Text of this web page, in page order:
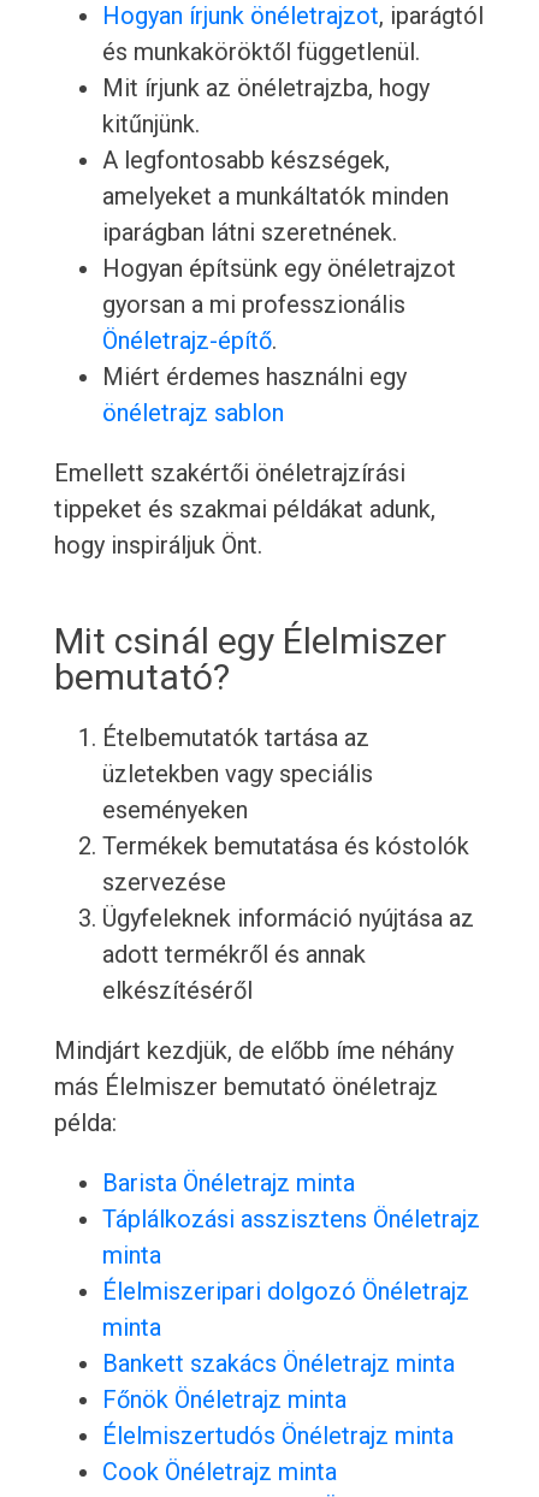
Hogyan írjunk önéletrajzot, iparágtól
és munkaköröktől függetlenül.
Mit írjunk az önéletrajzba, hogy
kitűnjünk.
A legfontosabb készségek,
amelyeket a munkáltatók minden
iparágban látni szeretnének.
Hogyan építsünk egy önéletrajzot
gyorsan a mi professzionális
Önéletrajz-építő.
Miért érdemes használni egy
önéletrajz sablon
Emellett szakértői önéletrajzírási
tippeket és szakmai példákat adunk,
hogy inspiráljuk Önt.
Mit csinál egy Élelmiszer
bemutató?
Ételbemutatók tartása az
üzletekben vagy speciális
eseményeken
Termékek bemutatása és kóstolók
szervezése
Ügyfeleknek információ nyújtása az
adott termékről és annak
elkészítéséről
Mindjárt kezdjük, de előbb íme néhány
más Élelmiszer bemutató önéletrajz
példa:
Barista Önéletrajz minta
Táplálkozási asszisztens Önéletrajz
minta
Élelmiszeripari dolgozó Önéletrajz
minta
Bankett szakács Önéletrajz minta
Főnök Önéletrajz minta
Élelmiszertudós Önéletrajz minta
Cook Önéletrajz minta